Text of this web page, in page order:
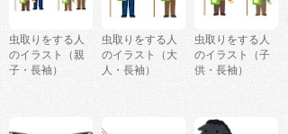
虫取りをする人
のイラスト（親
子・長袖）
虫取りをする人
のイラスト（大
人・長袖）
虫取りをする人
のイラスト（子
供・長袖）